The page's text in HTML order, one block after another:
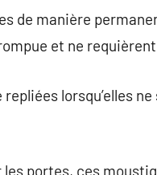
de manière
et ne
lorsqu’elles
portes, ces